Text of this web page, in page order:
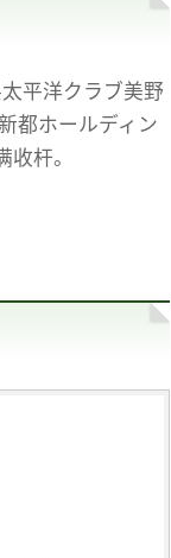
平洋クラブ美野
都ホールディン
杆。